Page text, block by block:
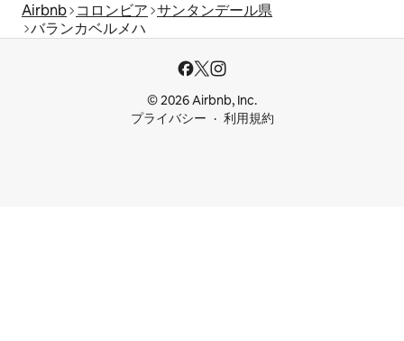
Airbnb コロンビア サンタンデール県
バランカベルメハ
© 2026 Airbnb, Inc.
プライバシー
利用規約